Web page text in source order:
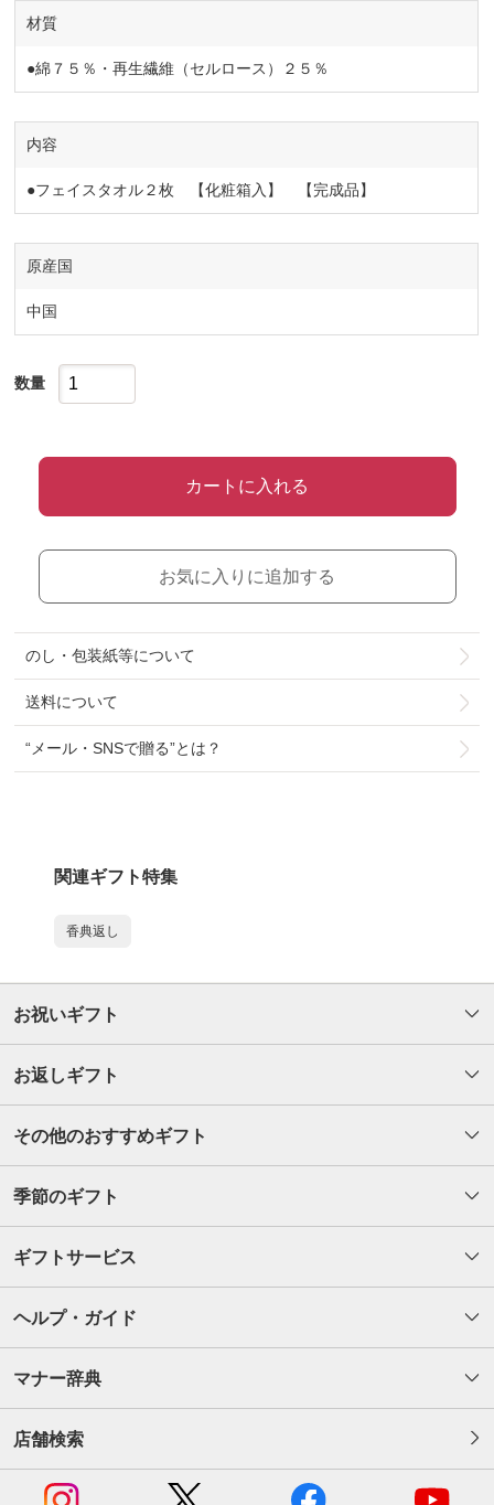
材質
●綿７５％・再生繊維（セルロース）２５％
内容
●フェイスタオル２枚 【化粧箱入】 【完成品】
原産国
中国
数量
カートに入れる
お気に入りに追加する
のし・包装紙等について
送料について
“メール・SNSで贈る”とは？
関連ギフト特集
香典返し
お祝いギフト
お返しギフト
その他のおすすめギフト
季節のギフト
ギフトサービス
ヘルプ・ガイド
マナー辞典
店舗検索